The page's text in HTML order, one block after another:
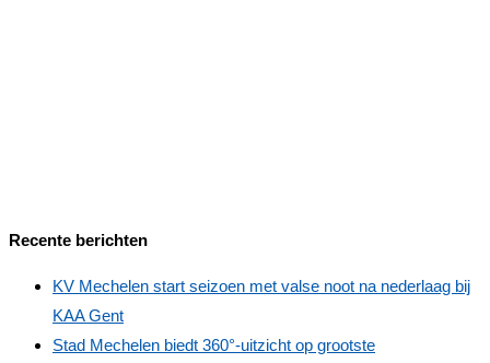
Recente berichten
KV Mechelen start seizoen met valse noot na nederlaag bij
KAA Gent
Stad Mechelen biedt 360°‑uitzicht op grootste